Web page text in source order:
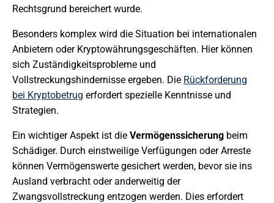
Rechtsgrund bereichert wurde.
Besonders komplex wird die Situation bei internationalen
Anbietern oder Kryptowährungsgeschäften. Hier können
sich Zuständigkeitsprobleme und
Vollstreckungshindernisse ergeben. Die Rückforderung
bei Kryptobetrug erfordert spezielle Kenntnisse und
Strategien.
Ein wichtiger Aspekt ist die Vermögenssicherung beim
Schädiger. Durch einstweilige Verfügungen oder Arreste
können Vermögenswerte gesichert werden, bevor sie ins
Ausland verbracht oder anderweitig der
Zwangsvollstreckung entzogen werden. Dies erfordert